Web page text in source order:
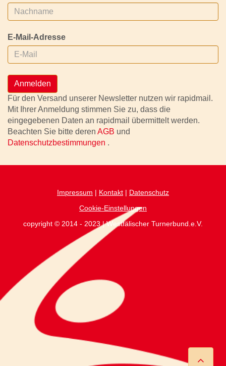
E-Mail-Adresse
Anmelden
Für den Versand unserer Newsletter nutzen wir rapidmail.
Mit Ihrer Anmeldung stimmen Sie zu, dass die
eingegebenen Daten an rapidmail übermittelt werden.
Beachten Sie bitte deren AGB und
Datenschutzbestimmungen .
Impressum | Kontakt | Datenschutz
Cookie-Einstellungen
copyright © 2014 - 2023 | Westfälischer Turnerbund.e.V.